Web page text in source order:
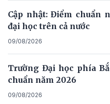
Cập nhật: Điểm chuẩn
đại học trên cả nước
09/08/2026
Trường Đại học phía
chuẩn năm 2026
09/08/2026